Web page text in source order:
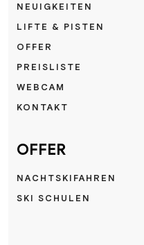
NEUIGKEITEN
LIFTE & PISTEN
OFFER
PREISLISTE
WEBCAM
KONTAKT
OFFER
NACHTSKIFAHREN
SKI SCHULEN